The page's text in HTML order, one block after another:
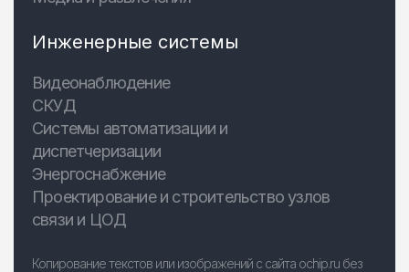
Инженерные системы
Видеонаблюдение
СКУД
Системы автоматизации и
диспетчеризации
Энергоснабжение
Проектирование и строительство узлов
связи и ЦОД
Копирование текстов или изображений с сайта ochip.ru без